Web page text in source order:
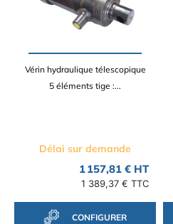
Vérin hydraulique télescopique
5 éléments tige :...
Délai sur demande
1 157,81 € HT
1 389,37 € TTC
CONFIGURER